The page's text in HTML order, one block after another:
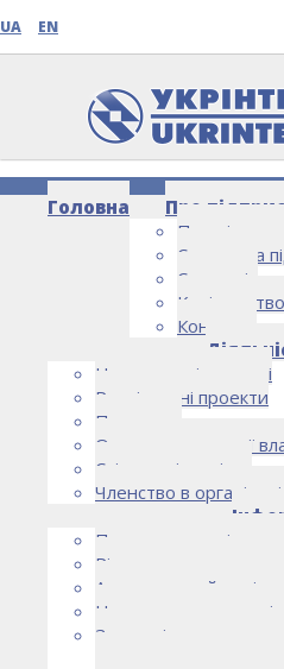
UA EN
Головна
Про
Про
Структура
Стратегія
Керівництво
Контакти
Напрямки діяльності
Реалізовані проекти
Партнери
Органи державної
Спільна діяльність
Членство в
Правоустановчі
Рішення органу
Аудиторський комітет
Нормативно-правові
Загальні умови
НОВИНИ